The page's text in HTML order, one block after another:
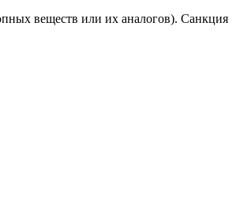
веществ или их аналогов). Санкция